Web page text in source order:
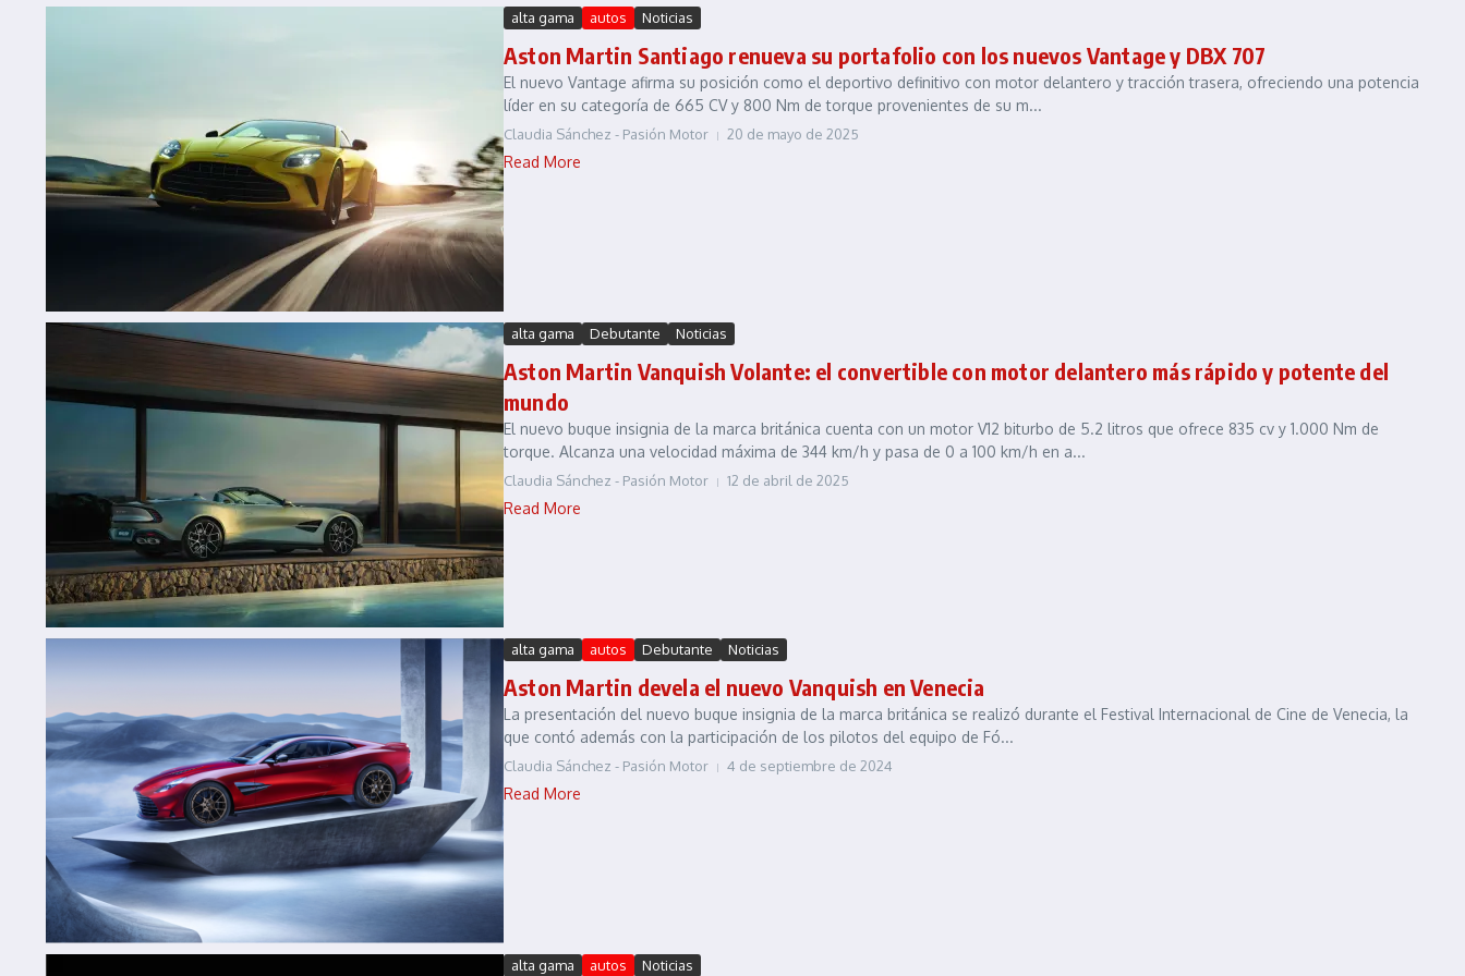
alta gama autos Noticias
Aston Martin Santiago renueva su portafolio con los nuevos Vantage y DBX 707
El nuevo Vantage afirma su posición como el deportivo definitivo con motor delantero y tracción trasera, ofreciendo una potencia
líder en su categoría de 665 CV y 800 Nm de torque provenientes de su m...
Claudia Sánchez - Pasión Motor 20 de mayo de 2025
Read More
alta gama Debutante Noticias
Aston Martin Vanquish Volante: el convertible con motor delantero más rápido y potente del
mundo
El nuevo buque insignia de la marca británica cuenta con un motor V12 biturbo de 5.2 litros que ofrece 835 cv y 1.000 Nm de
torque. Alcanza una velocidad máxima de 344 km/h y pasa de 0 a 100 km/h en a...
Claudia Sánchez - Pasión Motor 12 de abril de 2025
Read More
alta gama autos Debutante Noticias
Aston Martin devela el nuevo Vanquish en Venecia
La presentación del nuevo buque insignia de la marca británica se realizó durante el Festival Internacional de Cine de Venecia, la
que contó además con la participación de los pilotos del equipo de Fó...
Claudia Sánchez - Pasión Motor 4 de septiembre de 2024
Read More
alta gama autos Noticias